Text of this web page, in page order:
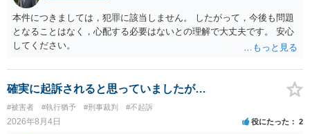
本件につきましては，犯罪に該当しません。 したがって，今後も問題
となることはなく，心配する必要はないとの理解で大丈夫です。 安心
してください。
確実に起訴されると思っていましたが…
#被害者 #執行猶予 #刑事裁判 #不起訴
2026年8月4日 役にたった 2